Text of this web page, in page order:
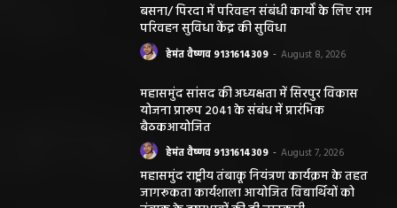
बसना/ पिरदा में परिवहन संबंधी कार्यों के लिए राम
परिवहन सुविधा केंद्र की सुविधा
हेमंत वैष्णव 9131614309 - August 8, 2026
महासमुंद सांसद की अध्यक्षता में सिरपुर विकास
योजना प्रारूप 2041 के संबंध में प्रारंभिक
बैठकआयोजित
हेमंत वैष्णव 9131614309 - August 7, 2026
महासमुंद राष्ट्रीय तंबाकू नियंत्रण कार्यक्रम के तहत
जागरूकता कार्यशाला आयोजित विद्यार्थियों को